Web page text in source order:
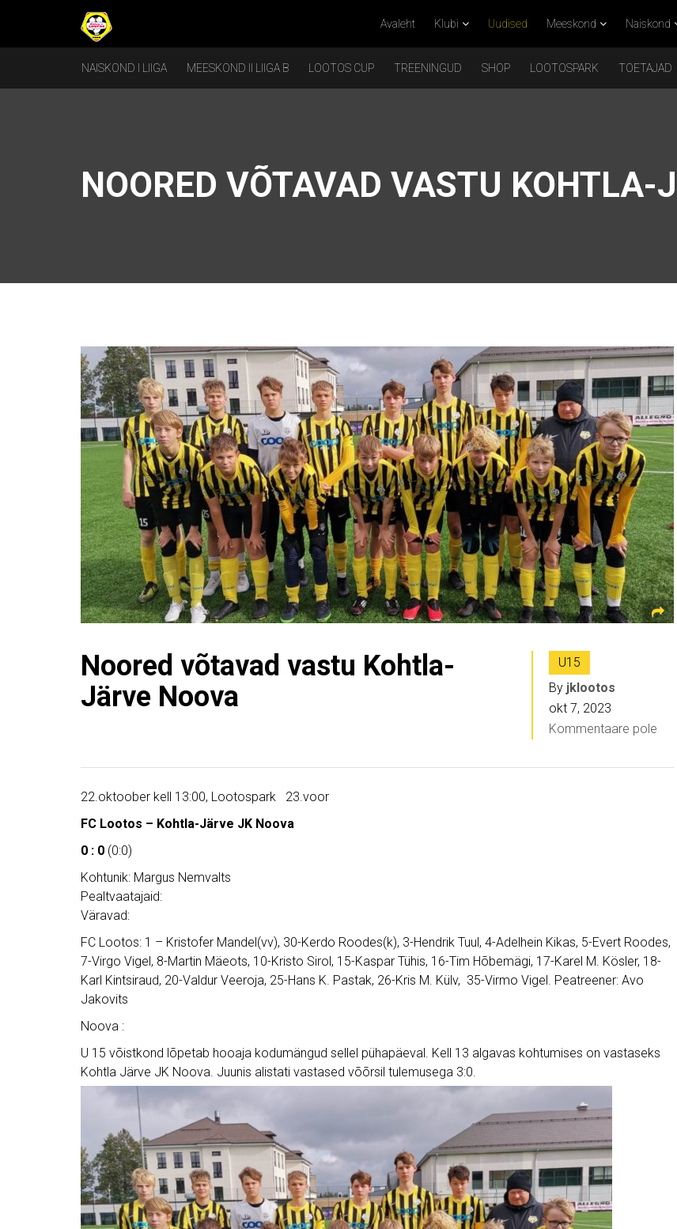
Avaleht Klubi Uudised Meeskond Naiskond
NAISKOND I LIIGA MEESKOND II LIIGA B LOOTOS CUP TREENINGUD SHOP LOOTOSPARK TOETAJAD
NOORED VÕTAVAD VASTU KOHTLA-
Noored võtavad vastu Kohtla-
Järve Noova
U15
By jklootos
okt 7, 2023
Kommentaare pole
22.oktoober kell 13:00, Lootospark 23.voor
FC Lootos – Kohtla-Järve JK Noova
0 : 0 (0:0)
Kohtunik: Margus Nemvalts
Pealtvaatajaid:
Väravad:
FC Lootos: 1 – Kristofer Mandel(vv), 30-Kerdo Roodes(k), 3-Hendrik Tuul, 4-Adelhein Kikas, 5-Evert Roodes,
7-Virgo Vigel, 8-Martin Mäeots, 10-Kristo Sirol, 15-Kaspar Tühis, 16-Tim Hõbemägi, 17-Karel M. Kösler, 18-
Karl Kintsiraud, 20-Valdur Veeroja, 25-Hans K. Pastak, 26-Kris M. Külv, 35-Virmo Vigel. Peatreener: Avo
Jakovits
Noova :
U 15 võistkond lõpetab hooaja kodumängud sellel pühapäeval. Kell 13 algavas kohtumises on vastaseks
Kohtla Järve JK Noova. Juunis alistati vastased võõrsil tulemusega 3:0.